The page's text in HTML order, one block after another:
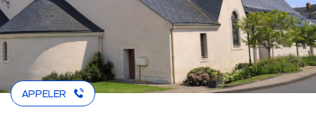
APPELER